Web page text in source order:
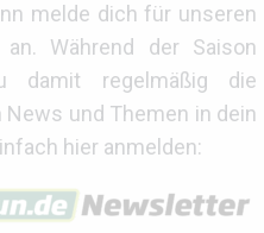
melde dich für unseren
an. Während der Saison
damit regelmäßig die
und Themen in dein
hier anmelden: